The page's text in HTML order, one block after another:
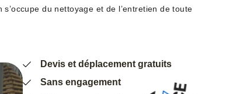
du nettoyage et de l’entretien de toute
Devis et déplacement gratuits
Sans engagement